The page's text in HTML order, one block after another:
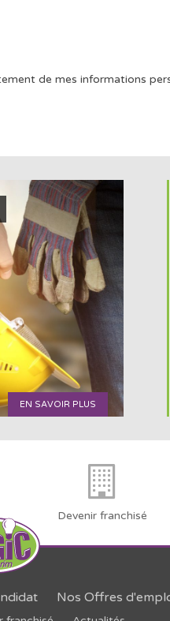
de mes informations
EN SAVOIR PLUS
Devenir franchisé
Nos Offres